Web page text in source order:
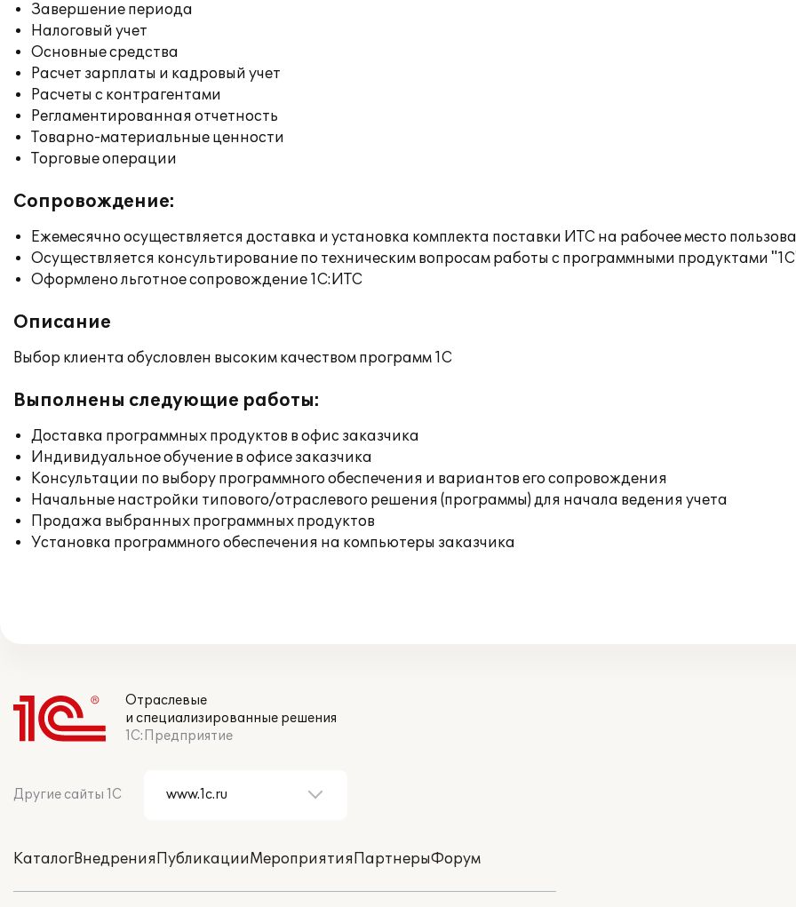
Завершение периода
Налоговый учет
Основные средства
Расчет зарплаты и кадровый учет
Расчеты с контрагентами
Регламентированная отчетность
Товарно-материальные ценности
Торговые операции
Сопровождение:
Ежемесячно осуществляется доставка и установка комплекта поставки ИТС на рабочее место
Осуществляется консультирование по техническим вопросам работы с программными продуктами
Оформлено льготное сопровождение 1С:ИТС
Описание
Выбор клиента обусловлен высоким качеством программ 1С
Выполнены следующие работы:
Доставка программных продуктов в офис заказчика
Индивидуальное обучение в офисе заказчика
Консультации по выбору программного обеспечения и вариантов его сопровождения
Начальные настройки типового/отраслевого решения (программы) для начала ведения учета
Продажа выбранных программных продуктов
Установка программного обеспечения на компьютеры заказчика
Отраслевые
и специализированные решения
1С:Предприятие
Другие сайты 1С
КаталогВнедренияПубликацииМероприятияПартнерыФорум